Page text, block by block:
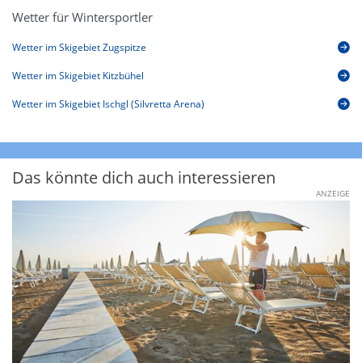
Wetter für Wintersportler
Wetter im Skigebiet Zugspitze
Wetter im Skigebiet Kitzbühel
Wetter im Skigebiet Ischgl (Silvretta Arena)
Das könnte dich auch interessieren
ANZEIGE